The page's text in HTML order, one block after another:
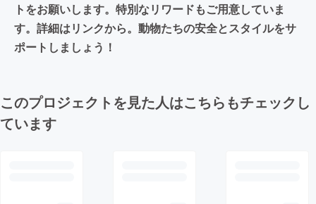
トをお願いします。特別なリワードもご用意していま
す。詳細はリンクから。動物たちの安全とスタイルをサ
ポートしましょう！
このプロジェクトを見た人はこちらもチェックし
ています